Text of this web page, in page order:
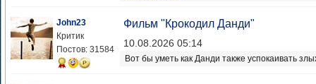
John23
Критик
Постов: 31584
Фильм "Крокодил Данди"
10.08.2026 05:14
Вот бы уметь как Данди также успокаивать